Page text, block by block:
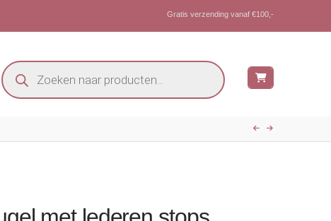
Gratis verzending vanaf €100,-
Producten
zoeken